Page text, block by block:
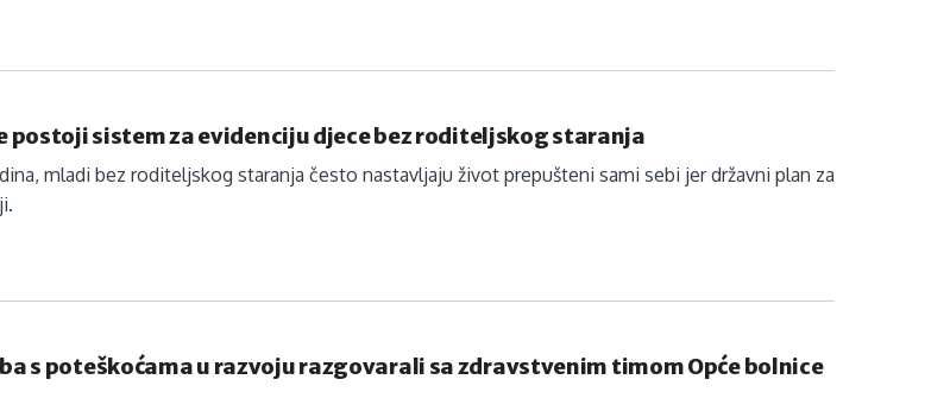
postoji sistem za evidenciju djece bez roditeljskog staranja
mladi bez roditeljskog staranja često nastavljaju život prepušteni sami sebi jer državni plan za
s poteškoćama u razvoju razgovarali sa zdravstvenim timom Opće bolnice